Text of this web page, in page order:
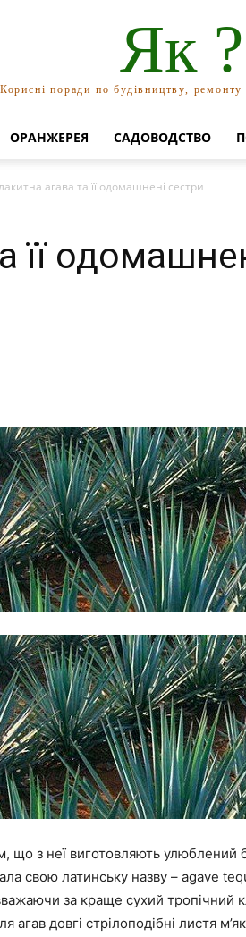
Як ?
Корисні поради по будівництву, ремонту
ОРАНЖЕРЕЯ САДОВОДСТВО
агава та її одомашнені сестри
її
що з неї виготовляють улюблений
свою латинську назву – agave
за краще сухий тропічний
агав довгі стрілоподібні листя